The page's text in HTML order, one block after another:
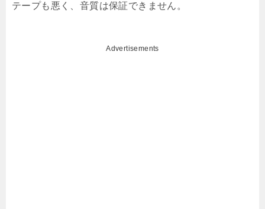
テープも悪く、音質は保証できません。
Advertisements